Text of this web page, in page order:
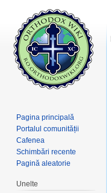
Pagina principală
Portalul comunității
Cafenea
Schimbări recente
Pagină aleatorie
Unelte